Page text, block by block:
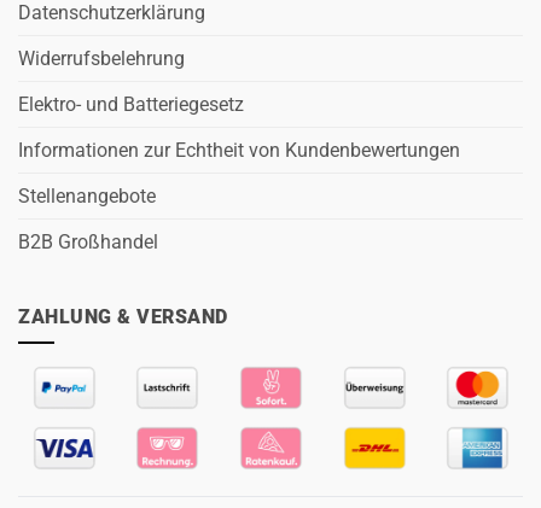
Datenschutzerklärung
Widerrufsbelehrung
Elektro- und Batteriegesetz
Informationen zur Echtheit von Kundenbewertungen
Stellenangebote
B2B Großhandel
ZAHLUNG & VERSAND